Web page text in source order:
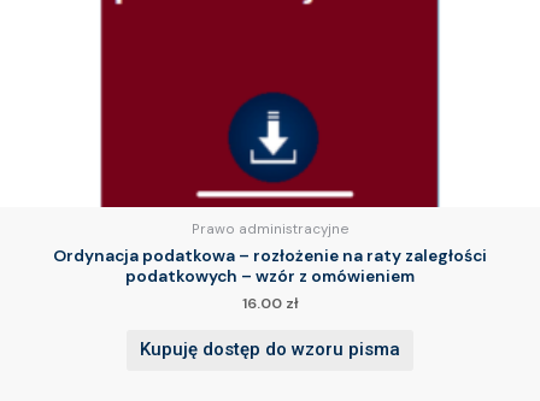
Prawo administracyjne
Ordynacja podatkowa – rozłożenie na raty zaległości
podatkowych – wzór z omówieniem
16.00 zł
Kupuję dostęp do wzoru pisma